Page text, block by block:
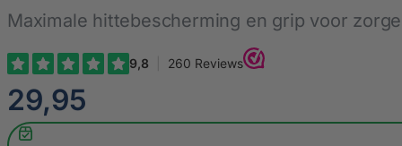
Maximale hittebescherming en grip voor
€
29,95